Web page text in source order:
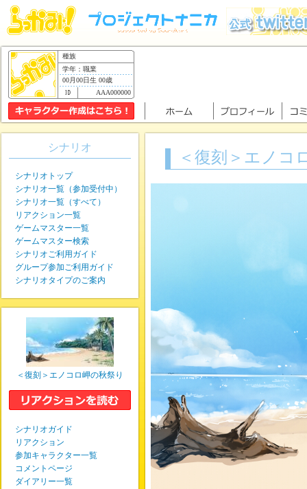
種族
学年：職業
00月00日生 00歳
AAA000000
＜復刻＞エノコ
シナリオ
シナリオトップ
シナリオ一覧（参加受付中）
シナリオ一覧（すべて）
リアクション一覧
ゲームマスター一覧
ゲームマスター検索
シナリオご利用ガイド
グループ参加ご利用ガイド
シナリオタイプのご案内
＜復刻＞エノコロ岬の秋祭り
シナリオガイド
リアクション
参加キャラクター一覧
コメントページ
ダイアリー一覧